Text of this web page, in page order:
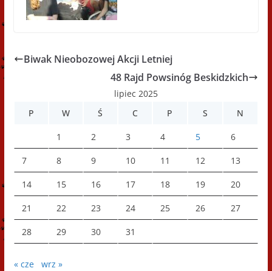
Biwak Nieobozowej Akcji Letniej
48 Rajd Powsinóg Beskidzkich
lipiec 2025
P
W Ś C P S N
1 2 3 4 5 6
7 8 9 10 11 12 13
14 15 16 17 18 19 20
21 22 23 24 25 26 27
28 29 30 31
« cze wrz »